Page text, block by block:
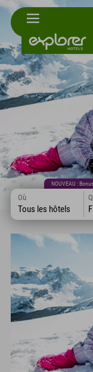
NOUVEAU :
Où
Tous les hôtels